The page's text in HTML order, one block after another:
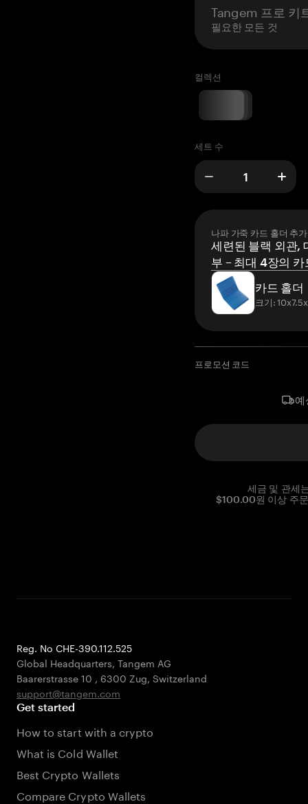
Tangem 프로 키
필요한 모든 것
컬렉션
세트 수
나파 가죽 카드 홀더 추가
세련된 블랙 외관,
부 – 최대 4장의
카드 홀더
크기:
프로모션 코드
예
세금 및 관세
$100.00원 이상 주
Reg. No CHE-390.112.525
Global Headquarters, Tangem AG
Baarerstrasse 10 , 6300 Zug, Switzerland
support@tangem.com
Get started
How to start with a crypto
What is Cold Wallet
Best Crypto Wallets
Compare Crypto Wallets